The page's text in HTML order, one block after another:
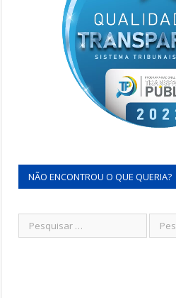
NÃO ENCONTROU O QUE QUERIA?